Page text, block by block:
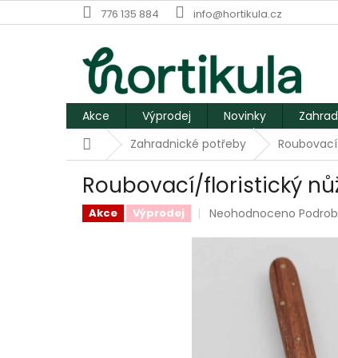
na
776 135 884 info@hortikula.cz
Akce Výprodej Novinky
DomůZahradnické potřeby
Roubovací/floristický nůž
Akce Výprodej
Průměrné
produktu
Neohodnoceno